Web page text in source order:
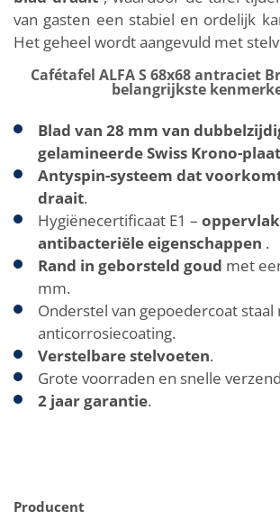
van gasten een stabiel en ordelijk
Het geheel wordt aangevuld met
Cafétafel ALFA S 68x68 antraciet
belangrijkste
Blad van 28 mm van
gelamineerde Swiss Krono-plaat
Antyspin-systeem dat
draait.
Hygiënecertificaat E1 –
antibacteriële eigenschappen .
Rand in geborsteld goud met
mm.
Onderstel van gepoedercoat staal
anticorrosiecoating.
Verstelbare stelvoeten.
Grote voorraden en snelle
2 jaar garantie.
Producent